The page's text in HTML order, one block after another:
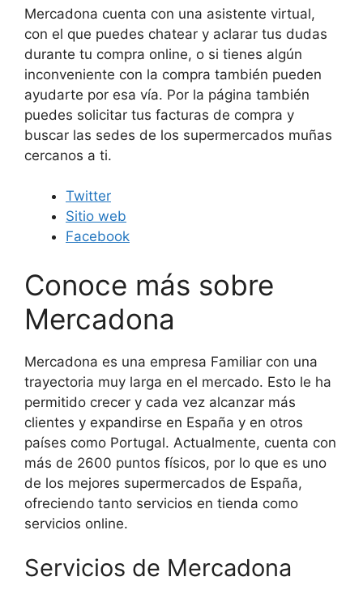
Mercadona cuenta con una asistente virtual,
con el que puedes chatear y aclarar tus dudas
durante tu compra online, o si tienes algún
inconveniente con la compra también pueden
ayudarte por esa vía. Por la página también
puedes solicitar tus facturas de compra y
buscar las sedes de los supermercados muñas
cercanos a ti.
Twitter
Sitio web
Facebook
Conoce más sobre
Mercadona
Mercadona es una empresa Familiar con una
trayectoria muy larga en el mercado. Esto le ha
permitido crecer y cada vez alcanzar más
clientes y expandirse en España y en otros
países como Portugal. Actualmente, cuenta con
más de 2600 puntos físicos, por lo que es uno
de los mejores supermercados de España,
ofreciendo tanto servicios en tienda como
servicios online.
Servicios de Mercadona